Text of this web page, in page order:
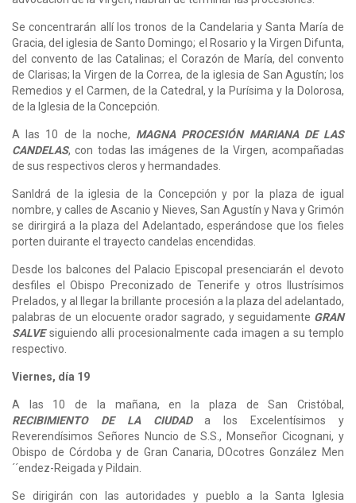
Se concentrarán allí los tronos de la Candelaria y Santa María de
Gracia, del iglesia de Santo Domingo; el Rosario y la Virgen Difunta,
del convento de las Catalinas; el Corazón de María, del convento
de Clarisas; la Virgen de la Correa, de la iglesia de San Agustín; los
Remedios y el Carmen, de la Catedral, y la Purísima y la Dolorosa,
de la Iglesia de la Concepción.
A las 10 de la noche, MAGNA PROCESIÓN MARIANA DE LAS
CANDELAS, con todas las imágenes de la Virgen, acompañadas
de sus respectivos cleros y hermandades.
Sanldrá de la iglesia de la Concepción y por la plaza de igual
nombre, y calles de Ascanio y Nieves, San Agustín y Nava y Grimón
se dirirgirá a la plaza del Adelantado, esperándose que los fieles
porten duirante el trayecto candelas encendidas.
Desde los balcones del Palacio Episcopal presenciarán el devoto
desfiles el Obispo Preconizado de Tenerife y otros Ilustrísimos
Prelados, y al llegar la brillante procesión a la plaza del adelantado,
palabras de un elocuente orador sagrado, y seguidamente GRAN
SALVEsiguiendo alli procesionalmente cada imagen a su templo
respectivo.
Viernes, día 19
A las 10 de la mañana, en la plaza de San Cristóbal,
RECIBIMIENTO DE LA CIUDADa los Excelentísimos y
Reverendísimos Señores Nuncio de S.S., Monseñor Cicognani, y
Obispo de Córdoba y de Gran Canaria, DOcotres González Men
´´endez-Reigada y Pildain.
Se dirigirán con las autoridades y pueblo a la Santa Iglesia